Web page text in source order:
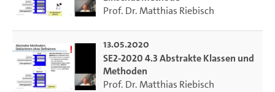
Prof. Dr. Matthias Riebisch
13.05.2020
SE2-2020 4.3 Abstrakte Klassen und
Methoden
Prof. Dr. Matthias Riebisch